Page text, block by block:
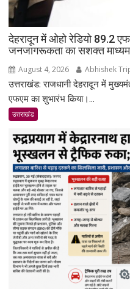
देहरादून में ओहो रेडियो 89.2
जनजागरूकता का सशक्त माध्यम
August 4, 2026 Abhishek
उत्तराखंड: राजधानी देहरादून में
एफएम का शुभारंभ किया।...
उत्तराखंड